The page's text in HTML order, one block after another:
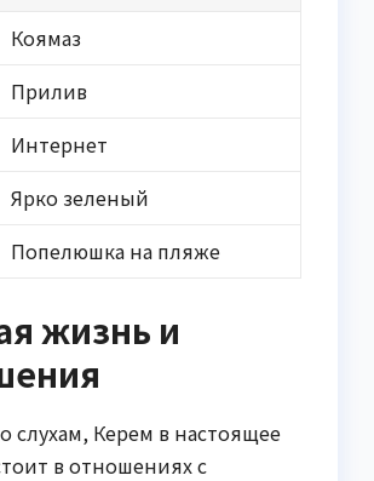
Коямаз
Прилив
Интернет
Ярко зеленый
Попелюшка на пляже
жизнь и
слухам, Керем в настоящее
в отношениях с